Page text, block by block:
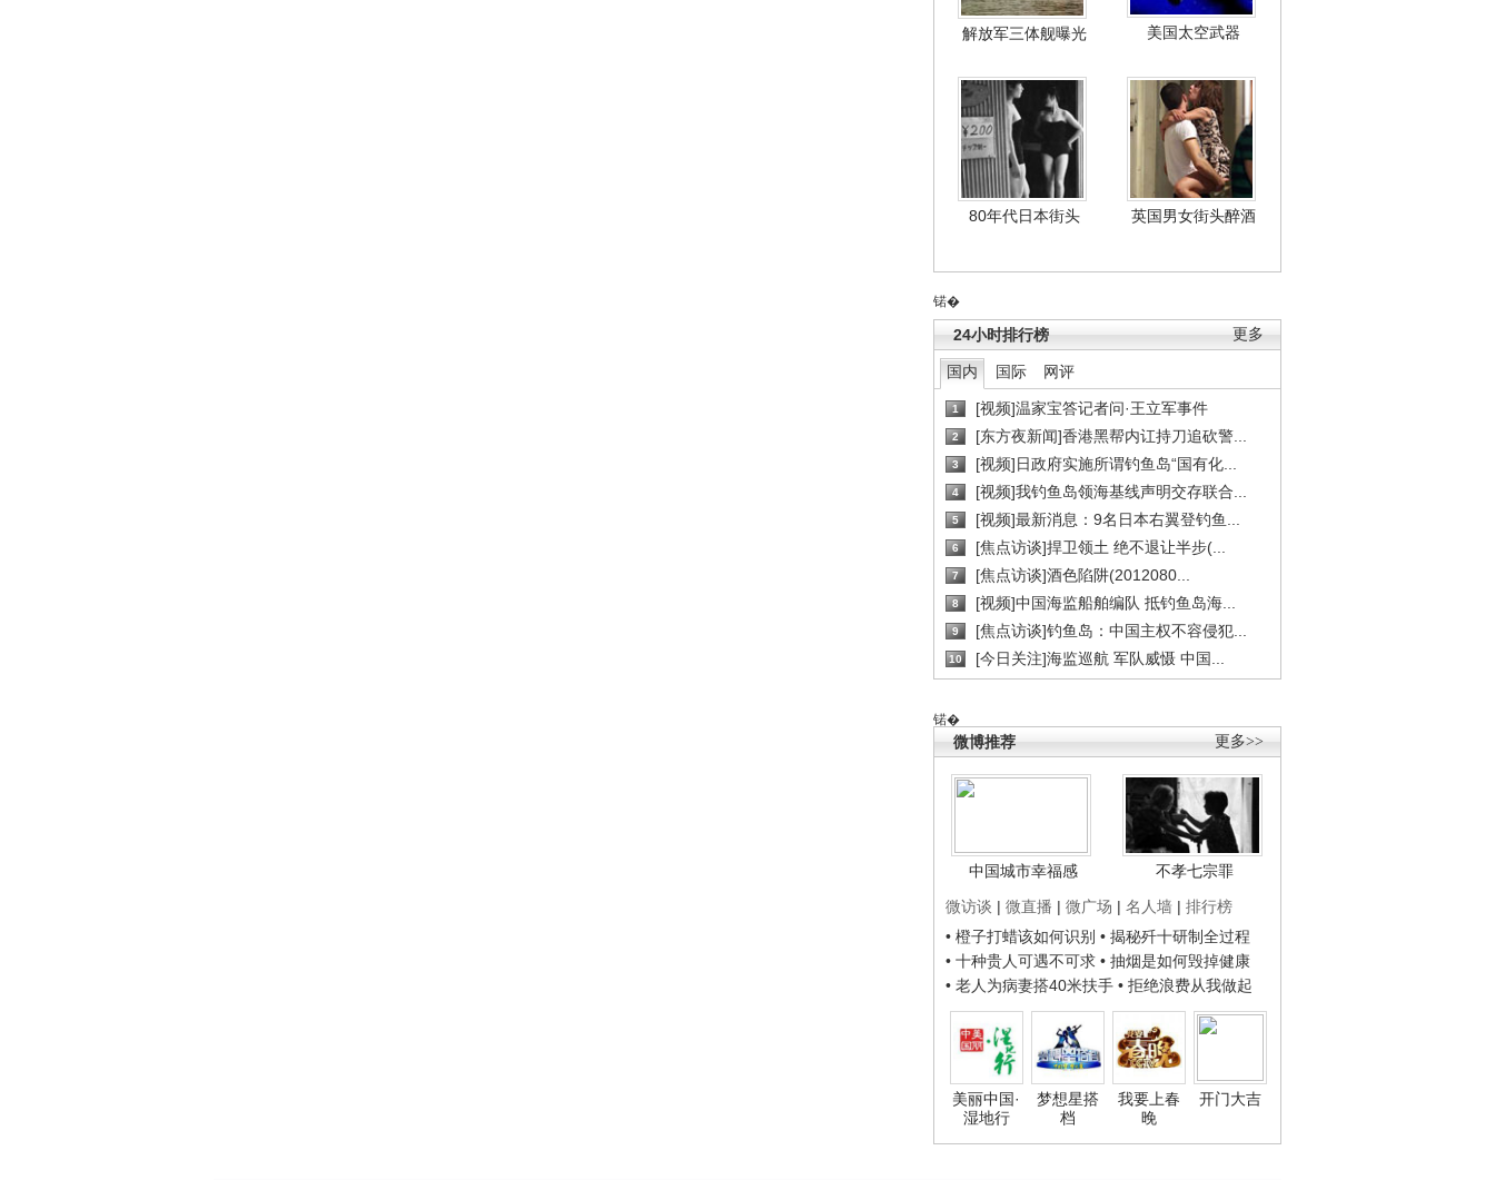
解放军三体舰曝光 美国太空武器
80年代日本街头 英国男女街头醉酒
锘�
更多
24小时排行榜
国内 国际 网评
1 [视频]温家宝答记者问·王立军事件
2 [东方夜新闻]香港黑帮内讧持刀追砍警...
3 [视频]日政府实施所谓钓鱼岛“国有化...
4 [视频]我钓鱼岛领海基线声明交存联合...
5 [视频]最新消息：9名日本右翼登钓鱼...
6 [焦点访谈]捍卫领土 绝不退让半步(...
7 [焦点访谈]酒色陷阱(2012080...
8 [视频]中国海监船舶编队 抵钓鱼岛海...
9 [焦点访谈]钓鱼岛：中国主权不容侵犯...
10 [今日关注]海监巡航 军队威慑 中国...
锘�
更多>>
微博推荐
中国城市幸福感
不孝七宗罪
微访谈 | 微直播 | 微广场 | 名人墙 | 排行榜
• 橙子打蜡该如何识别 • 揭秘歼十研制全过程
• 十种贵人可遇不可求 • 抽烟是如何毁掉健康
• 老人为病妻搭40米扶手 • 拒绝浪费从我做起
美丽中国·
湿地行
梦想星搭
档
我要上春
晚
开门大吉